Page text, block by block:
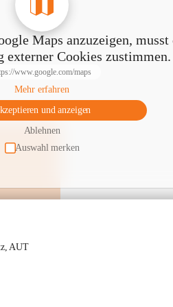
Maps anzuzeigen, musst
externer Cookies zustimmen.
www.google.com/maps
Mehr erfahren
und anzeigen
Ablehnen
Auswahl merken
AUT